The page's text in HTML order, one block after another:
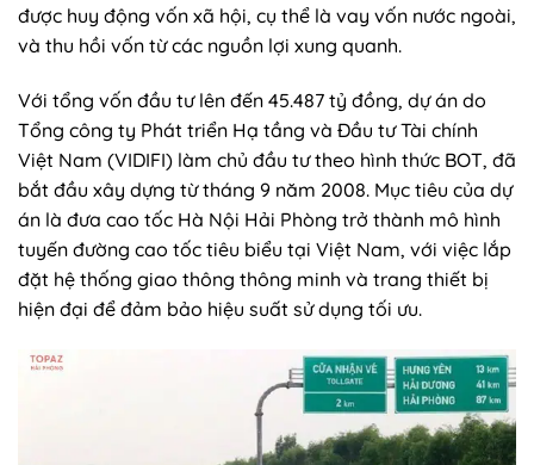
được huy động vốn xã hội, cụ thể là vay vốn nước ngoài,
và thu hồi vốn từ các nguồn lợi xung quanh.
Với tổng vốn đầu tư lên đến 45.487 tỷ đồng, dự án do
Tổng công ty Phát triển Hạ tầng và Đầu tư Tài chính
Việt Nam (VIDIFI) làm chủ đầu tư theo hình thức BOT, đã
bắt đầu xây dựng từ tháng 9 năm 2008. Mục tiêu của dự
án là đưa cao tốc Hà Nội Hải Phòng trở thành mô hình
tuyến đường cao tốc tiêu biểu tại Việt Nam, với việc lắp
đặt hệ thống giao thông thông minh và trang thiết bị
hiện đại để đảm bảo hiệu suất sử dụng tối ưu.